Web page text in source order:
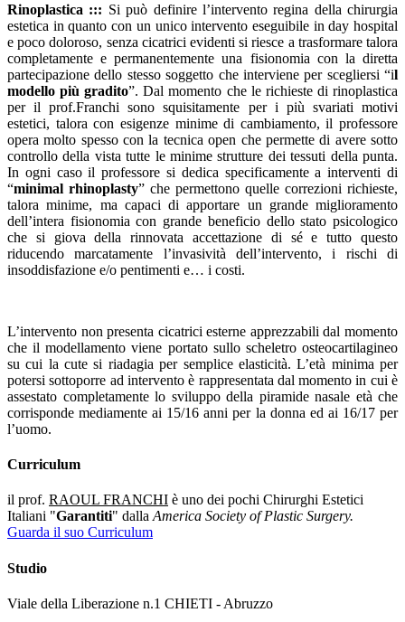
Rinoplastica ::: Si può definire l’intervento regina della chirurgia
estetica in quanto con un unico intervento eseguibile in day hospital
e poco doloroso, senza cicatrici evidenti si riesce a trasformare talora
completamente e permanentemente una fisionomia con la diretta
partecipazione dello stesso soggetto che interviene per scegliersi “il
modello più gradito”. Dal momento che le richieste di rinoplastica
per il prof.Franchi sono squisitamente per i più svariati motivi
estetici, talora con esigenze minime di cambiamento, il professore
opera molto spesso con la tecnica open che permette di avere sotto
controllo della vista tutte le minime strutture dei tessuti della punta.
In ogni caso il professore si dedica specificamente a interventi di
“minimal rhinoplasty” che permettono quelle correzioni richieste,
talora minime, ma capaci di apportare un grande miglioramento
dell’intera fisionomia con grande beneficio dello stato psicologico
che si giova della rinnovata accettazione di sé e tutto questo
riducendo marcatamente l’invasività dell’intervento, i rischi di
insoddisfazione e/o pentimenti e… i costi.
L’intervento non presenta cicatrici esterne apprezzabili dal momento
che il modellamento viene portato sullo scheletro osteocartilagineo
su cui la cute si riadagia per semplice elasticità. L’età minima per
potersi sottoporre ad intervento è rappresentata dal momento in cui è
assestato completamente lo sviluppo della piramide nasale età che
corrisponde mediamente ai 15/16 anni per la donna ed ai 16/17 per
l’uomo.
Curriculum
il prof. RAOUL FRANCHI è uno dei pochi Chirurghi Estetici
Italiani "Garantiti" dallaAmerica Society of Plastic Surgery.
Guarda il suo Curriculum
Studio
Viale della Liberazione n.1 CHIETI - Abruzzo